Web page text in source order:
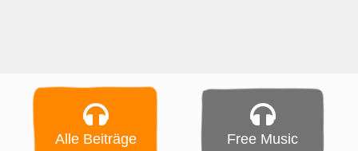
Alle Beiträge Free Music